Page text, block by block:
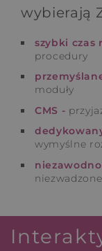
wybierają
szybki czas
procedury
moduły
CMS -
wymyślne